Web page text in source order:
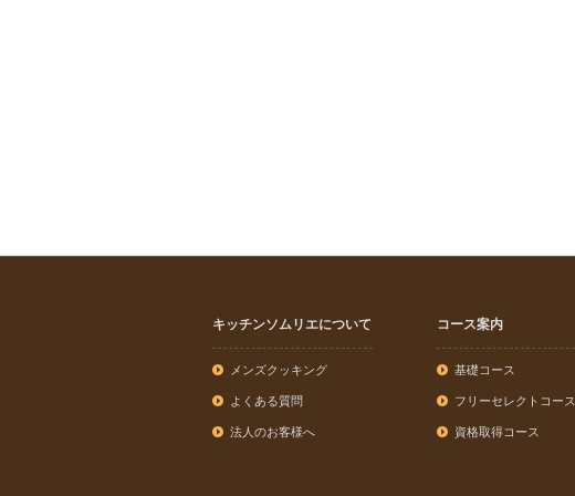
キッチンソムリエについて
メンズクッキング
よくある質問
法人のお客様へ
コース案内
基礎コース
フリーセレクトコース
資格取得コース